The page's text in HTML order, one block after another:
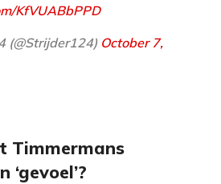
KfVUABbPPD
(@Strijder124) October 7,
Timmermans